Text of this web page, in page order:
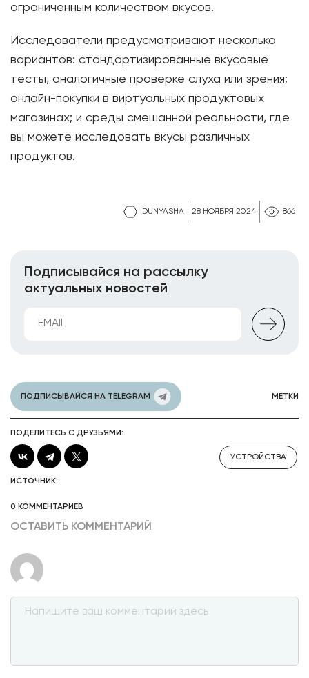
DUNYASHA 28 НОЯБРЯ 2024 866
ограниченным количеством вкусов.
Исследователи предусматривают несколько
вариантов: стандартизированные вкусовые
тесты, аналогичные проверке слуха или зрения;
онлайн-покупки в виртуальных продуктовых
магазинах; и среды смешанной реальности, где
вы можете исследовать вкусы различных
продуктов.
Подписывайся на рассылку
актуальных новостей
ПОДПИСЫВАЙСЯ НА TELEGRAM МЕТКИ
ПОДЕЛИТЕСЬ С ДРУЗЬЯМИ:
УСТРОЙСТВА
ИСТОЧНИК:
0 КОММЕНТАРИЕВ
ОСТАВИТЬ КОММЕНТАРИЙ